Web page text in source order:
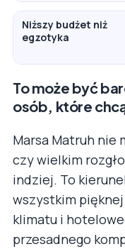
Niższy budżet niż
egzotyka
To może być
osób, które
Marsa Matruh nie
czy wielkim
indziej. To
wszystkim
klimatu i
przesadnego